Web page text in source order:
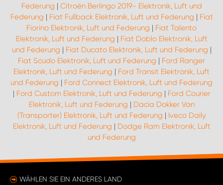
Federung | Citroën Berlingo 2019- Elektronik, Luft und
Federung | Fiat Fullback Elektronik, Luft und Federung | Fiat
Fiorino Elektronik, Luft und Federung | Fiat Talento
Elektronik, Luft und Federung | Fiat Doblo Elektronik, Luft
und Federung | Fiat Ducato Elektronik, Luft und Federung |
Fiat Scudo Elektronik, Luft und Federung | Ford Ranger
Elektronik, Luft und Federung | Ford Transit Elektronik, Luft
und Federung | Ford Connect Elektronik, Luft und Federung
| Ford Custom Elektronik, Luft und Federung | Ford Courier
Elektronik, Luft und Federung | Dacia Dokker Van
(Transporter) Elektronik, Luft und Federung | Iveco Daily
Elektronik, Luft und Federung | Dodge Ram Elektronik, Luft
und Federung
WÄHLEN SIE EIN ANDERES LAND